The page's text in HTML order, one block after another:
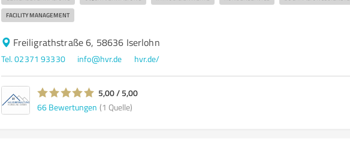
FACILITY MANAGEMENT
Freiligrathstraße 6, 58636 Iserlohn
Tel. 02371 93330 info@hvr.de hvr.de/
5,00 / 5,00
66 Bewertungen (1 Quelle)